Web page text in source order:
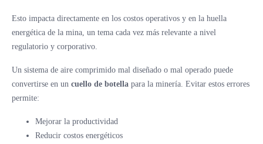
Esto impacta directamente en los costos operativos y en la huella
energética de la mina, un tema cada vez más relevante a nivel
regulatorio y corporativo.
Un sistema de aire comprimido mal diseñado o mal operado puede
convertirse en un cuello de botella para la minería. Evitar estos errores
permite:
Mejorar la productividad
Reducir costos energéticos